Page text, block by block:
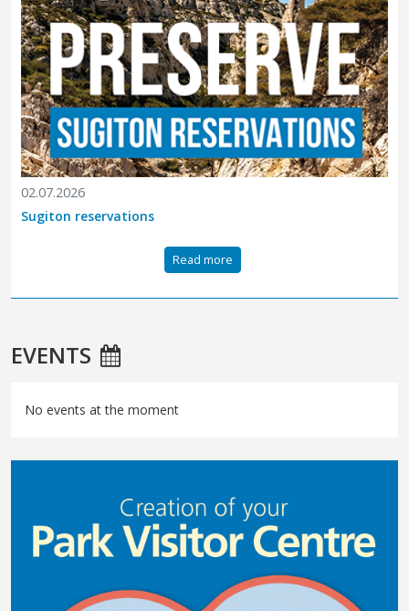
02.07.2026
Sugiton reservations
Read more
EVENTS
No events at the moment